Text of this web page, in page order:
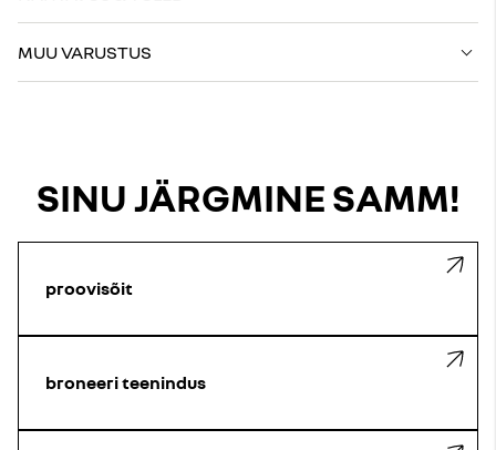
MUU VARUSTUS
SINU JÄRGMINE SAMM!
proovisõit
broneeri teenindus